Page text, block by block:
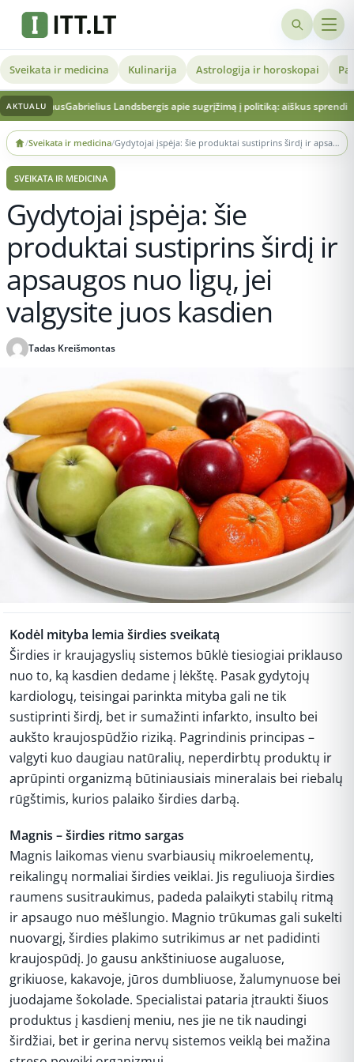
Sveikata ir medicina Kulinarija Astrologija ir horoskopai
AKTUALU
Gabrielius Landsbergis apie sugrįžimą į politiką: aiškus sprendimas ir
Skip
to
content
/Sveikata ir medicina/ Gydytojai įspėja: šie produktai sustiprins širdį ir apsaugos nuo ligų, jei valgysite juos kasdien
SVEIKATA IR MEDICINA
Gydytojai įspėja: šie
produktai sustiprins širdį ir
apsaugos nuo ligų, jei
valgysite juos kasdien
Tadas Kreišmontas
Kodėl mityba lemia širdies sveikatą
Širdies ir kraujagyslių sistemos būklė tiesiogiai priklauso
nuo to, ką kasdien dedame į lėkštę. Pasak gydytojų
kardiologų, teisingai parinkta mityba gali ne tik
sustiprinti širdį, bet ir sumažinti infarkto, insulto bei
aukšto kraujospūdžio riziką. Pagrindinis principas –
valgyti kuo daugiau natūralių, neperdirbtų produktų ir
aprūpinti organizmą būtiniausiais mineralais bei riebalų
rūgštimis, kurios palaiko širdies darbą.
Magnis – širdies ritmo sargas
Magnis laikomas vienu svarbiausių mikroelementų,
reikalingų normaliai širdies veiklai. Jis reguliuoja širdies
raumens susitraukimus, padeda palaikyti stabilų ritmą
ir apsaugo nuo mėšlungio. Magnio trūkumas gali sukelti
nuovargį, širdies plakimo sutrikimus ar net padidinti
kraujospūdį. Jo gausu ankštiniuose augaluose,
grikiuose, kakavoje, jūros dumbliuose, žalumynuose bei
juodajame šokolade. Specialistai pataria įtraukti šiuos
produktus į kasdienį meniu, nes jie ne tik naudingi
širdžiai, bet ir gerina nervų sistemos veiklą bei mažina